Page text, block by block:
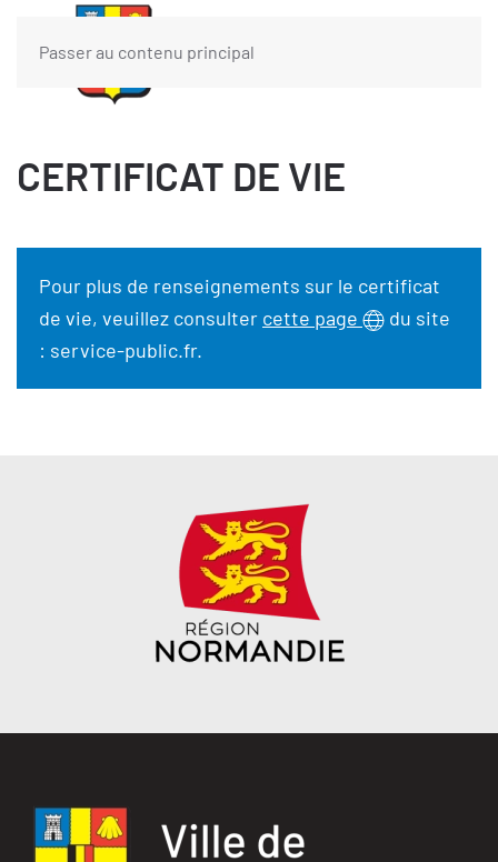
Passer au contenu principal
CERTIFICAT DE VIE
Pour plus de renseignements sur le certificat
de vie, veuillez consulter cette page
du site
: service-public.fr.